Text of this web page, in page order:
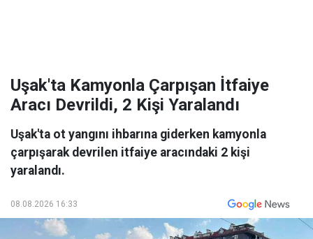
Uşak'ta Kamyonla Çarpışan İtfaiye
Aracı Devrildi, 2 Kişi Yaralandı
Uşak'ta ot yangını ihbarına giderken kamyonla
çarpışarak devrilen itfaiye aracındaki 2 kişi
yaralandı.
08.08.2026 16:33